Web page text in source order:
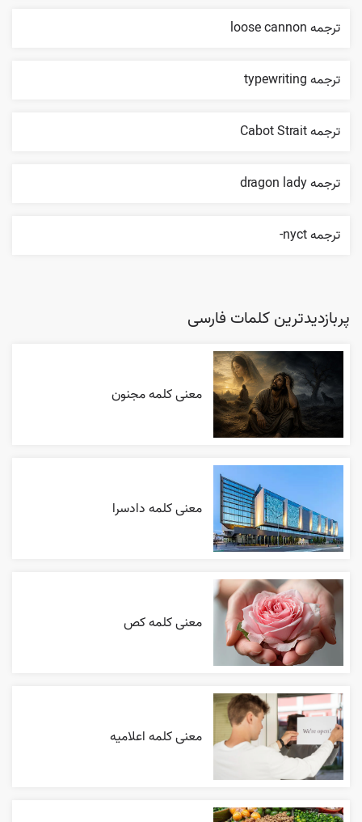
ترجمه loose cannon
ترجمه typewriting
ترجمه Cabot Strait
ترجمه dragon lady
ترجمه nyct-
پربازدیدترین کلمات فارسی
معنی کلمه مجنون
معنی کلمه دادسرا
معنی کلمه کص
معنی کلمه اعلاميه